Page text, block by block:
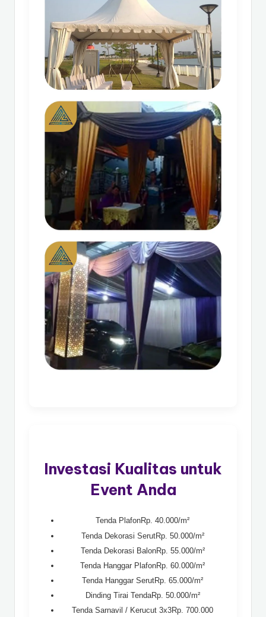
Investasi Kualitas untuk
Event Anda
Tenda PlafonRp. 40.000/m²
Tenda Dekorasi SerutRp. 50.000/m²
Tenda Dekorasi BalonRp. 55.000/m²
Tenda Hanggar PlafonRp. 60.000/m²
Tenda Hanggar SerutRp. 65.000/m²
Dinding Tirai TendaRp. 50.000/m²
Tenda Sarnavil / Kerucut 3x3Rp. 700.000